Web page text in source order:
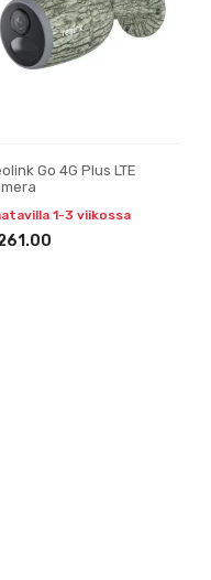
Go 4G Plus LTE
1-3 viikossa